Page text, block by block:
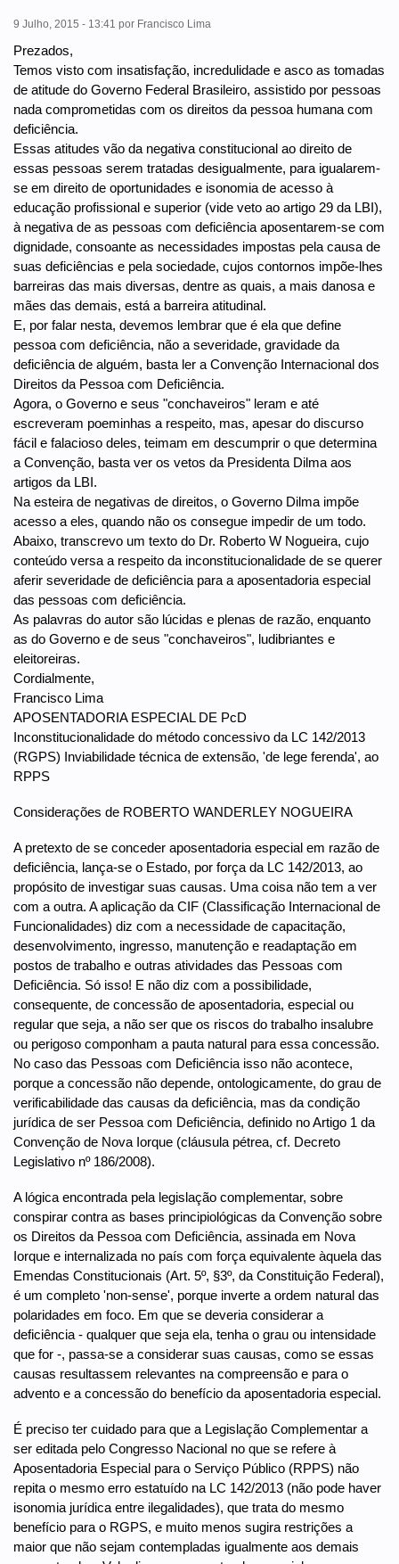
9 Julho, 2015 - 13:41 por Francisco Lima
Prezados,
Temos visto com insatisfação, incredulidade e asco as tomadas
de atitude do Governo Federal Brasileiro, assistido por pessoas
nada comprometidas com os direitos da pessoa humana com
deficiência.
Essas atitudes vão da negativa constitucional ao direito de
essas pessoas serem tratadas desigualmente, para igualarem-
se em direito de oportunidades e isonomia de acesso à
educação profissional e superior (vide veto ao artigo 29 da LBI),
à negativa de as pessoas com deficiência aposentarem-se com
dignidade, consoante as necessidades impostas pela causa de
suas deficiências e pela sociedade, cujos contornos impõe-lhes
barreiras das mais diversas, dentre as quais, a mais danosa e
mães das demais, está a barreira atitudinal.
E, por falar nesta, devemos lembrar que é ela que define
pessoa com deficiência, não a severidade, gravidade da
deficiência de alguém, basta ler a Convenção Internacional dos
Direitos da Pessoa com Deficiência.
Agora, o Governo e seus "conchaveiros" leram e até
escreveram poeminhas a respeito, mas, apesar do discurso
fácil e falacioso deles, teimam em descumprir o que determina
a Convenção, basta ver os vetos da Presidenta Dilma aos
artigos da LBI.
Na esteira de negativas de direitos, o Governo Dilma impõe
acesso a eles, quando não os consegue impedir de um todo.
Abaixo, transcrevo um texto do Dr. Roberto W Nogueira, cujo
conteúdo versa a respeito da inconstitucionalidade de se querer
aferir severidade de deficiência para a aposentadoria especial
das pessoas com deficiência.
As palavras do autor são lúcidas e plenas de razão, enquanto
as do Governo e de seus "conchaveiros", ludibriantes e
eleitoreiras.
Cordialmente,
Francisco Lima
APOSENTADORIA ESPECIAL DE PcD
Inconstitucionalidade do método concessivo da LC 142/2013
(RGPS) Inviabilidade técnica de extensão, 'de lege ferenda', ao
RPPS
Considerações de ROBERTO WANDERLEY NOGUEIRA
A pretexto de se conceder aposentadoria especial em razão de
deficiência, lança-se o Estado, por força da LC 142/2013, ao
propósito de investigar suas causas. Uma coisa não tem a ver
com a outra. A aplicação da CIF (Classificação Internacional de
Funcionalidades) diz com a necessidade de capacitação,
desenvolvimento, ingresso, manutenção e readaptação em
postos de trabalho e outras atividades das Pessoas com
Deficiência. Só isso! E não diz com a possibilidade,
consequente, de concessão de aposentadoria, especial ou
regular que seja, a não ser que os riscos do trabalho insalubre
ou perigoso componham a pauta natural para essa concessão.
No caso das Pessoas com Deficiência isso não acontece,
porque a concessão não depende, ontologicamente, do grau de
verificabilidade das causas da deficiência, mas da condição
jurídica de ser Pessoa com Deficiência, definido no Artigo 1 da
Convenção de Nova Iorque (cláusula pétrea, cf. Decreto
Legislativo nº 186/2008).
A lógica encontrada pela legislação complementar, sobre
conspirar contra as bases principiológicas da Convenção sobre
os Direitos da Pessoa com Deficiência, assinada em Nova
Iorque e internalizada no país com força equivalente àquela das
Emendas Constitucionais (Art. 5º, §3º, da Constituição Federal),
é um completo 'non-sense', porque inverte a ordem natural das
polaridades em foco. Em que se deveria considerar a
deficiência - qualquer que seja ela, tenha o grau ou intensidade
que for -, passa-se a considerar suas causas, como se essas
causas resultassem relevantes na compreensão e para o
advento e a concessão do benefício da aposentadoria especial.
É preciso ter cuidado para que a Legislação Complementar a
ser editada pelo Congresso Nacional no que se refere à
Aposentadoria Especial para o Serviço Público (RPPS) não
repita o mesmo erro estatuído na LC 142/2013 (não pode haver
isonomia jurídica entre ilegalidades), que trata do mesmo
benefício para o RGPS, e muito menos sugira restrições a
maior que não sejam contempladas igualmente aos demais